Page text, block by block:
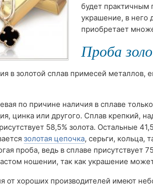
будет практичным
украшение, в него
приобретает
Проба
в золотой сплав примесей металлов,
по причине наличия в сплаве
цинка или другого. Сплав крепкий,
58,5% золота. Остальные
золотая цепочка, серьги, кольца,
проба, ведь в сплаве присутствует
ношении, так как украшение
от хороших производителей имеют